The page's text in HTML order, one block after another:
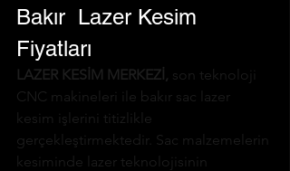
Bakır  Lazer Kesim
Fiyatları
LAZER KESİM MERKEZİ, son teknoloji
CNC makineleri ile bakır sac lazer
kesim işlerini titizlikle
gerçekleştirmektedir. Sac malzemelerin
kesiminde lazer teknolojisinin